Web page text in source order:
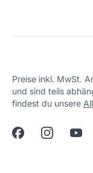
Preise inkl. MwSt.
und sind teils
findest du unsere